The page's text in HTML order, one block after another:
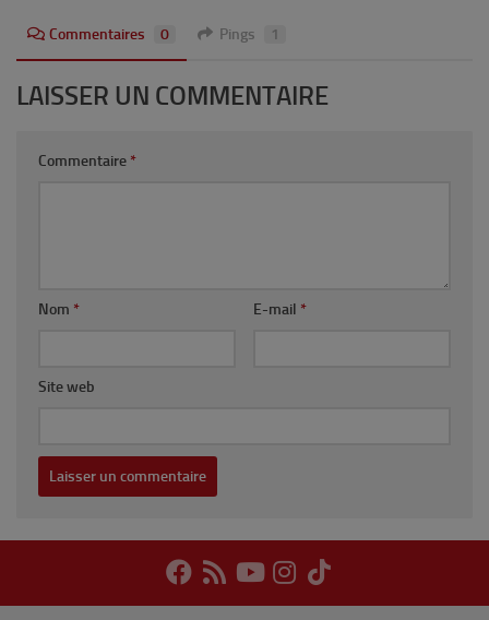
Commentaires 0 Pings 1
LAISSER UN COMMENTAIRE
Commentaire *
Nom * E-mail *
Site web